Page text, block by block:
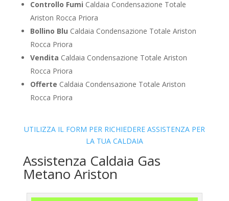
Controllo Fumi Caldaia Condensazione Totale
Ariston Rocca Priora
Bollino Blu Caldaia Condensazione Totale Ariston
Rocca Priora
Vendita Caldaia Condensazione Totale Ariston
Rocca Priora
Offerte Caldaia Condensazione Totale Ariston
Rocca Priora
UTILIZZA IL FORM PER RICHIEDERE ASSISTENZA PER
LA TUA CALDAIA
Assistenza Caldaia Gas
Metano Ariston